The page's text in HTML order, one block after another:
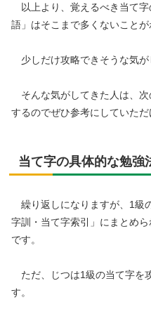
以上より、覚えるべき当て
語」はそこまで多くないことが
少しだけ攻略できそうな気が
そんな気がしてきた人は、次
するのでぜひ参考にしていただ
当て字の具体的な勉強
繰り返しになりますが、1級
字訓・当て字索引」にまとめ
です。
ただ、じつは1級の当て字を
す。